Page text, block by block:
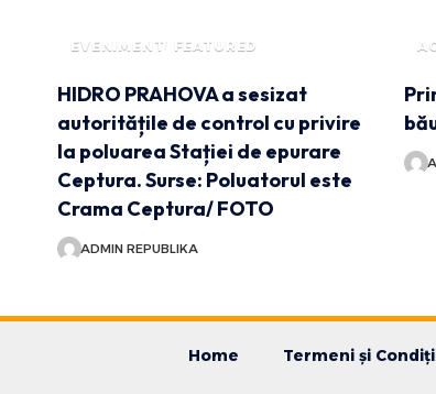
EVENIMENT FEATURED
HIDRO PRAHOVA a sesizat
autoritățile de control cu privire
la poluarea Stației de epurare
Ceptura. Surse: Poluatorul este
Crama Ceptura/ FOTO
ADMIN REPUBLIKA
Home Termeni și